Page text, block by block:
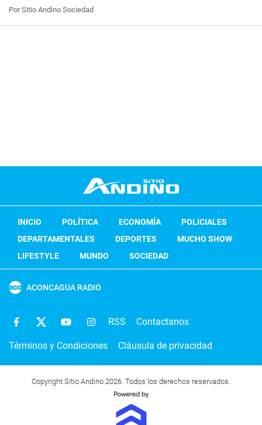
Por Sitio Andino Sociedad
INICIO POLÍTICA ECONOMÍA
POLICIALES
DEPARTAMENTALES
DEPORTES
MUCHO SHOW
LIFESTYLE
MUNDO SOCIEDAD
ACONCAGUA RADIO
RSS Contactanos
Términos y Condiciones Cláusula de privacidad
Copyright Sitio Andino 2026. Todos los derechos reservados.